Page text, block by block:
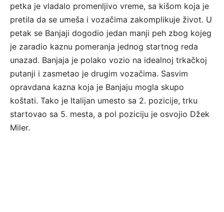
petka je vladalo promenljivo vreme, sa kišom koja je
pretila da se umeša i vozačima zakomplikuje život. U
petak se Banjaji dogodio jedan manji peh zbog kojeg
je zaradio kaznu pomeranja jednog startnog reda
unazad. Banjaja je polako vozio na idealnoj trkačkoj
putanji i zasmetao je drugim vozačima. Sasvim
opravdana kazna koja je Banjaju mogla skupo
koštati. Tako je Italijan umesto sa 2. pozicije, trku
startovao sa 5. mesta, a pol poziciju je osvojio Džek
Miler.